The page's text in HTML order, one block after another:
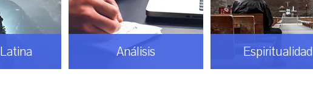
Análisis Espiritualidad